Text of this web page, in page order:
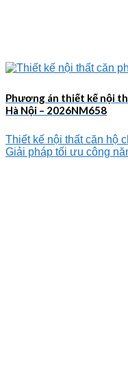
Phương án thiết kế nội
Hà Nội – 2026NM658
Thiết kế nội thất căn hộ
Giải pháp tối ưu công